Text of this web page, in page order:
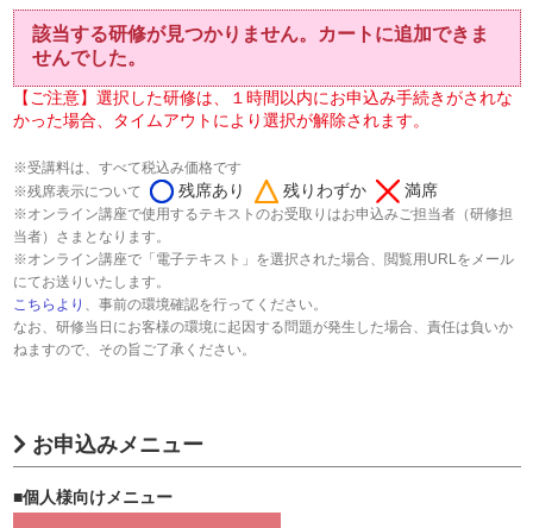
該当する研修が見つかりません。カートに追加できま
せんでした。
【ご注意】選択した研修は、１時間以内にお申込み手続きがされな
かった場合、タイムアウトにより選択が解除されます。
※受講料は、すべて税込み価格です
※残席表示について
残席あり 残りわずか 満席
※オンライン講座で使用するテキストのお受取りはお申込みご担当者（研修担
当者）さまとなります。
※オンライン講座で「電子テキスト」を選択された場合、閲覧用URLをメール
にてお送りいたします。
こちらより 、事前の環境確認を行ってください。
なお、研修当日にお客様の環境に起因する問題が発生した場合、責任は負いか
ねますので、その旨ご了承ください。
お申込みメニュー
■個人様向けメニュー